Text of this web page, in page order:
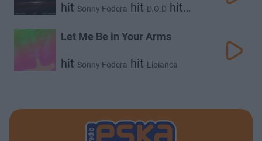
hit Sonny Fodera hit D.O.D hit
Let Me Be in Your Arms
hit Sonny Fodera hit Libianca